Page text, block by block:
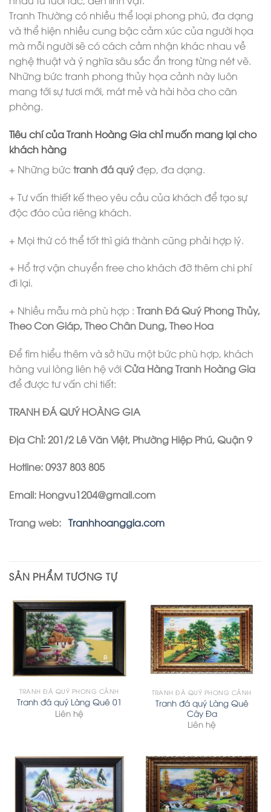
Tranh Thường có nhiều thể loại phong phú, đa dạng
và thể hiện nhiều cung bậc cảm xúc của người họa
mà mỗi người sẽ có cách cảm nhận khác nhau về
nghệ thuật và ý nghĩa sâu sắc ẩn trong từng nét vẽ.
Những bức tranh phong thủy họa cảnh này luôn
mang tới sự tươi mới, mát mẻ và hài hòa cho căn
phòng.
Tiêu chí của Tranh Hoàng Gia chỉ muốn mang lại cho
khách hàng
+ Những bứctranh đá quýđẹp, đa dạng.
+ Tư vấn thiết kế theo yêu cầu của khách để tạo sự
độc đáo của riêng khách.
+ Mọi thứ có thể tốt thì giá thành cũng phải hợp lý.
+ Hổ trợ vận chuyển free cho khách đỡ thêm chi phí
đi lại.
+ Nhiều mẫu mà phù hợp : Tranh Đá Quý Phong Thủy,
Theo Con Giáp, Theo Chân Dung, Theo Hoa
Để tìm hiểu thêm và sở hữu một bức phù hợp, khách
hàng vui lòng liên hệ với Cửa Hàng Tranh Hoàng Gia
để được tư vấn chi tiết:
TRANH ĐÁ QUÝ HOÀNG GIA
Địa Chỉ: 201/2 Lê Văn Việt, Phường Hiệp Phú, Quận 9
Hotline: 0937 803 805
Email: Hongvu1204@gmail.com
Trang web: Tranhhoanggia.com
SẢN PHẨM TƯƠNG TỰ
TRANH ĐÁ QUÝ PHONG CẢNH
Tranh đá quý Làng Quê 01
Liên hệ
TRANH ĐÁ QUÝ PHONG CẢNH
Tranh đá quý Làng Quê
Cây Đa
Liên hệ